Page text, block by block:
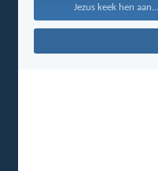
Jezus keek hen aan...